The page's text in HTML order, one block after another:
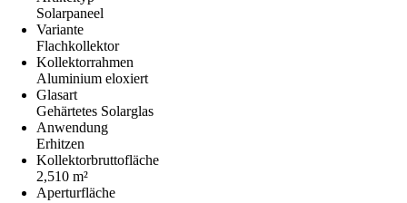
Solarpaneel
Variante
Flachkollektor
Kollektorrahmen
Aluminium eloxiert
Glasart
Gehärtetes Solarglas
Anwendung
Erhitzen
Kollektorbruttofläche
2,510 m²
Aperturfläche